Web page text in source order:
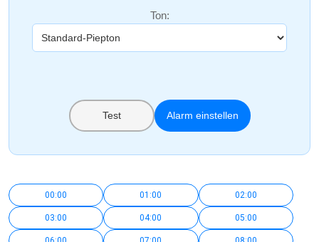
Ton:
Test Alarm einstellen
00:00 01:00 02:00
03:00 04:00 05:00